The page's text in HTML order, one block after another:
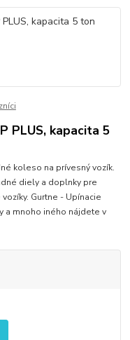
PLUS, kapacita 5
koleso na prívesný vozík.
diely a doplnky pre
Gurtne - Upínacie
a mnoho iného nájdete v